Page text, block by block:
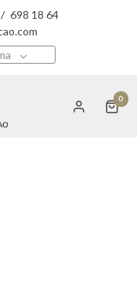
/ 698 18 64
0